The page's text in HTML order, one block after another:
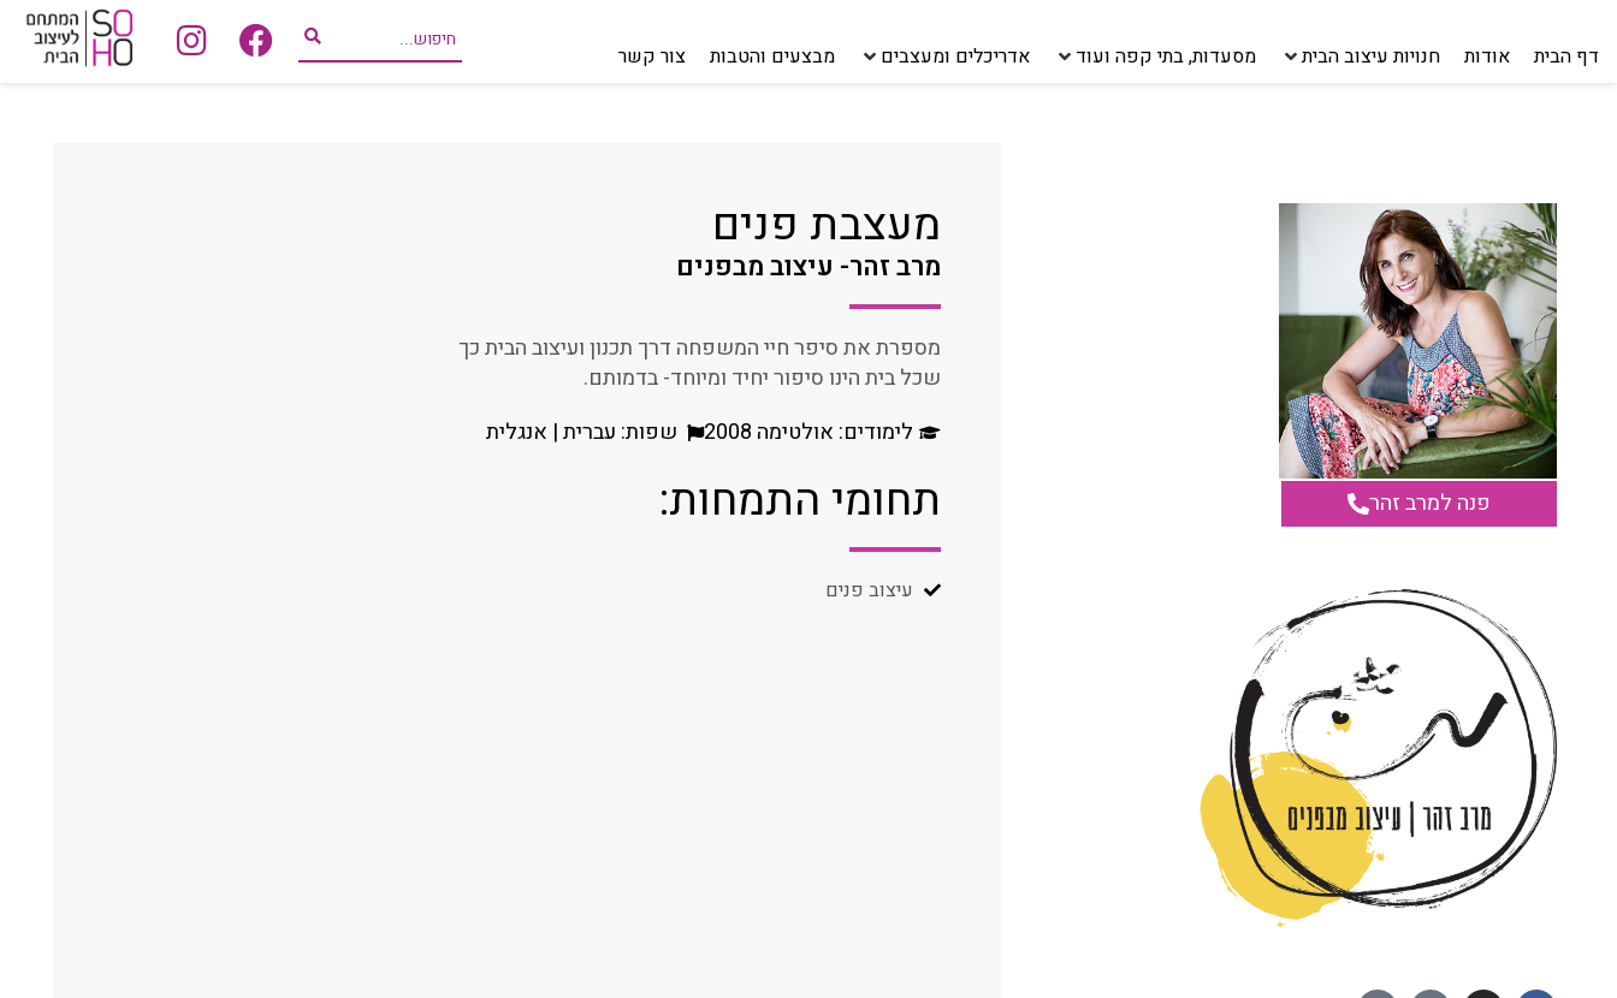
דף הבית אודות חנויות עיצוב הבית מסעדות, בתי קפה ועוד אדריכלים ומעצבים מבצעים והטבות צור קשר
פנה למרב זהר
מעצבת פנים
מרב זהר- עיצוב מבפנים
מספרת את סיפר חיי המשפחה דרך תכנון ועיצוב הבית כך
שכל בית הינו סיפור יחיד ומיוחד- בדמותם.
לימודים: אולטימה 2008
שפות: עברית | אנגלית
תחומי התמחות:
עיצוב פנים